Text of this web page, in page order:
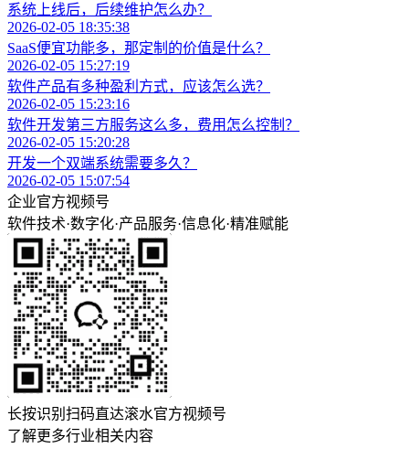
系统上线后，后续维护怎么办？
2026-02-05 18:35:38
SaaS便宜功能多，那定制的价值是什么？
2026-02-05 15:27:19
软件产品有多种盈利方式，应该怎么选？
2026-02-05 15:23:16
软件开发第三方服务这么多，费用怎么控制？
2026-02-05 15:20:28
开发一个双端系统需要多久？
2026-02-05 15:07:54
企业官方视频号
软件技术·数字化·产品服务·信息化·精准赋能
长按识别扫码直达滚水官方视频号
了解更多行业相关内容